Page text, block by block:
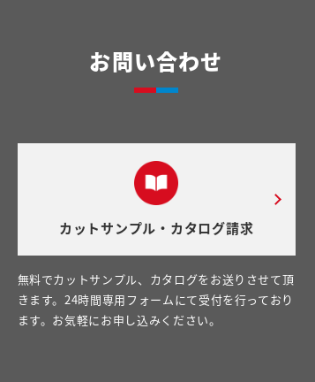
お問い合わせ
カットサンプル・カタログ請求
無料でカットサンプル、カタログをお送りさせて頂
きます。24時間専用フォームにて受付を行っており
ます。お気軽にお申し込みください。